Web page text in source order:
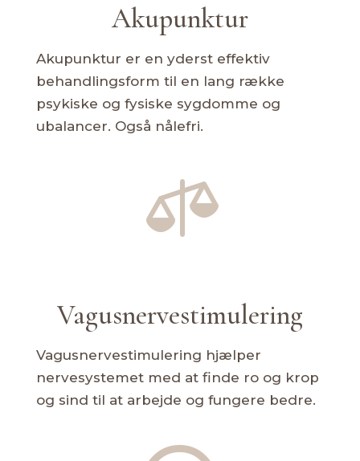
Akupunktur
Akupunktur er en yderst effektiv
behandlingsform til en lang række
psykiske og fysiske sygdomme og
ubalancer. Også nålefri.

Vagusnervestimulering
Vagusnervestimulering hjælper
nervesystemet med at finde ro og krop
og sind til at arbejde og fungere bedre.